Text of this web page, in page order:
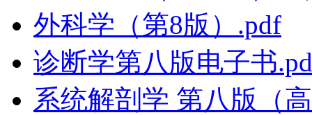
外科学（第8版）.pdf
诊断学第八版电子书
系统解剖学 第八版（